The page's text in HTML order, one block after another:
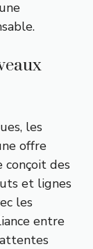
les
offre
conçoit des
et lignes
les
entre